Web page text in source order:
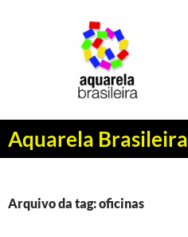
Aquarela Brasileira
Pesquisar
PULAR
CONTEÚDO
Arquivo da tag: oficinas